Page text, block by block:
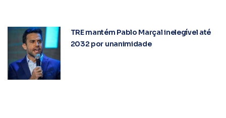
TRE mantém Pablo Marçal inelegível até
2032 por unanimidade